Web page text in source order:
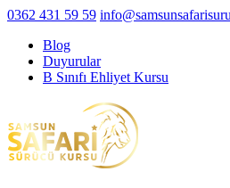
0362 431 59 59
Blog
Duyurular
B Sınıfı Ehliyet Kursu